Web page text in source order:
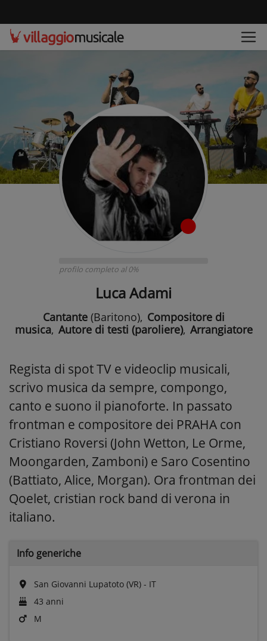
profilo completo al 0%
Luca Adami
Cantante(Baritono), Compositore di
musica, Autore di testi (paroliere), Arrangiatore
Regista di spot TV e videoclip musicali,
scrivo musica da sempre, compongo,
canto e suono il pianoforte. In passato
frontman e compositore dei PRAHA con
Cristiano Roversi (John Wetton, Le Orme,
Moongarden, Zamboni) e Saro Cosentino
(Battiato, Alice, Morgan). Ora frontman dei
Qoelet, cristian rock band di verona in
italiano.
Info generiche
San Giovanni Lupatoto (VR) - IT
43 anni
M